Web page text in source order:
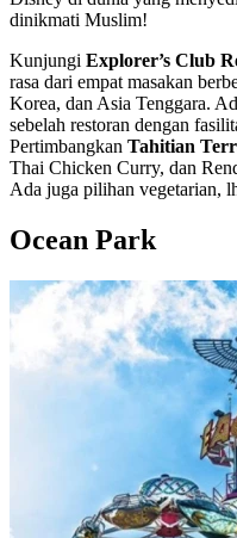
dinikmati Muslim!
Kunjungi Explorer’s Club
rasa dari empat masakan
Korea, dan Asia Tenggara.
sebelah restoran dengan
Pertimbangkan Tahitian
Thai Chicken Curry, dan
Ada juga pilihan vegetarian,
Ocean Park